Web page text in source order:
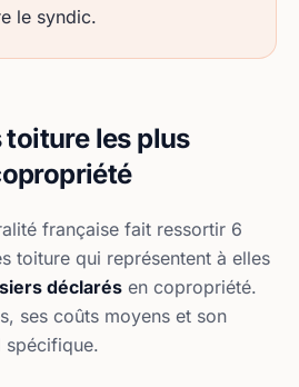
le syndic.
toiture les plus
française fait ressortir 6
toiture qui représentent à elles
déclarés en copropriété.
ses coûts moyens et son
spécifique.